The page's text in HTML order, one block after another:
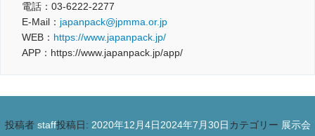
電話：03-6222-2277
E-Mail： japanpack@jpmma.or.jp
WEB： https://www.japanpack.jp/
APP：https://www.japanpack.jp/app/
投稿者 staff投稿日: 2020年12月4日2024年7月30日 カテゴリー 展示会